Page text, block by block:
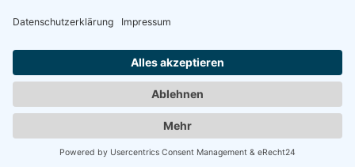
AGB
Sitemap
Copyright © Dietz Sensortechnik